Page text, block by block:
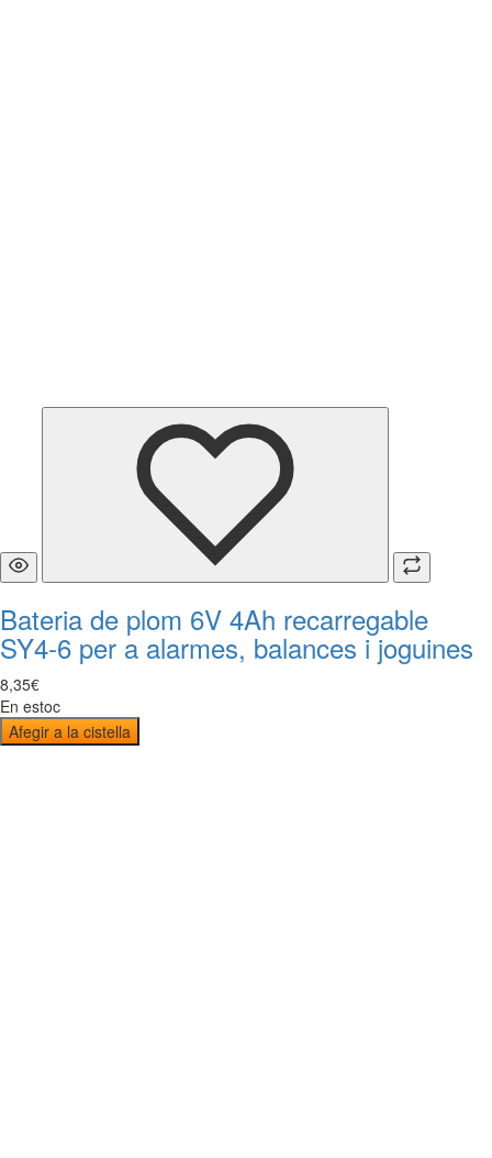
Bateria de plom 6V 4Ah recarregable
SY4-6 per a alarmes, balances i joguines
8,35€
En estoc
Afegir a la cistella